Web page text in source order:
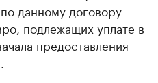
данному договору
подлежащих уплате в
предоставления